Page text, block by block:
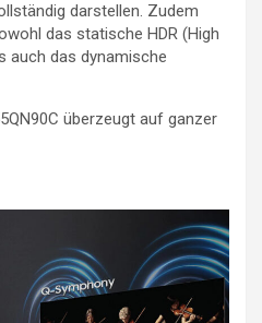
darstellen. Zudem
das statische HDR (High
auch das dynamische
überzeugt auf ganzer